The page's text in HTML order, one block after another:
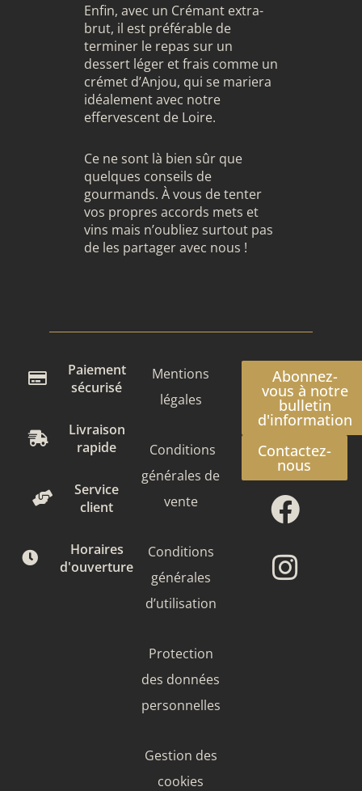
Enfin, avec un Crémant extra-
brut, il est préférable de
terminer le repas sur un
dessert léger et frais comme un
crémet d’Anjou, qui se mariera
idéalement avec notre
effervescent de Loire.
Ce ne sont là bien sûr que
quelques conseils de
gourmands. À vous de tenter
vos propres accords mets et
vins mais n’oubliez surtout pas
de les partageravec nous !
Paiement
sécurisé
Livraison
rapide
Service
client
Horaires
d'ouverture
Mentions
légales
Conditions
générales de
vente
Conditions
générales
d’utilisation
Protection
des données
personnelles
Gestion des
cookies
Abonnez-
vous à notre
bulletin
d'information
Contactez-
nous